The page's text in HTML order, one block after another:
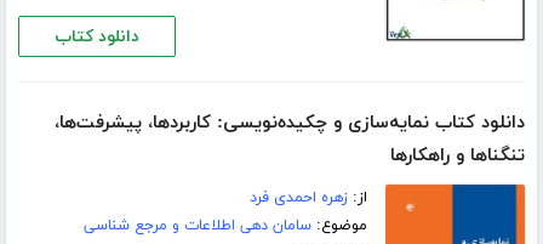
دانلود کتاب
دانلود کتاب نمایه‌سازی و چکیده‌نویسی: کاربردها، پیشرفت‌ها،
تنگناها و راهکارها
از:زهره احمدی فرد
موضوع:سامان دهی اطلاعات و مرجع شناسی